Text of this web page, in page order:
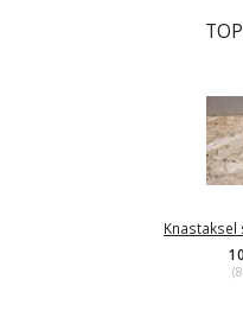
Knastaksel
(